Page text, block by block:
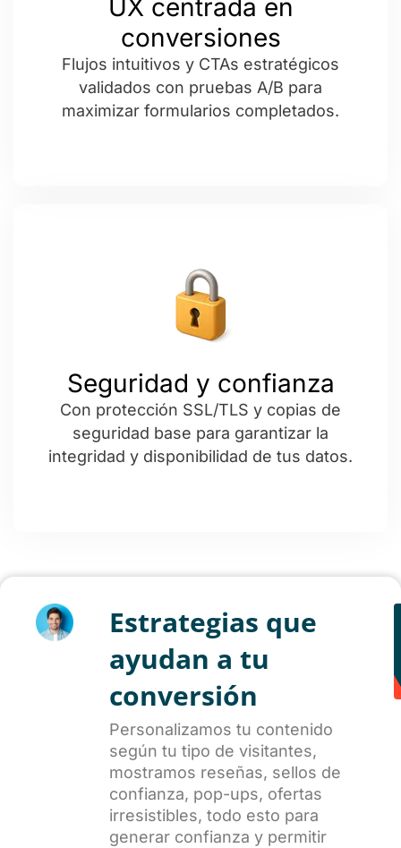
UX centrada en
conversiones
Flujos intuitivos y CTAs estratégicos
validados con pruebas A/B para
maximizar formularios completados.
Seguridad y confianza
Con protección SSL/TLS y copias de
seguridad base para garantizar la
integridad y disponibilidad de tus datos.
Estrategias que
ayudan a tu
conversión
Personalizamos tu contenido
según tu tipo de visitantes,
mostramos reseñas, sellos de
confianza, pop-ups, ofertas
irresistibles, todo esto para
generar confianza y permitir